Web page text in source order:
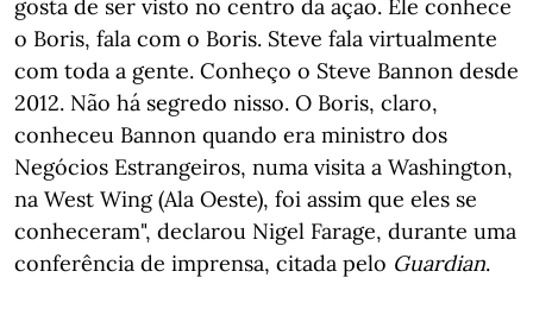
gosta de ser visto no centro da ação. Ele conhece
o Boris, fala com o Boris. Steve fala virtualmente
com toda a gente. Conheço o Steve Bannon desde
2012. Não há segredo nisso. O Boris, claro,
conheceu Bannon quando era ministro dos
Negócios Estrangeiros, numa visita a Washington,
na West Wing (Ala Oeste), foi assim que eles se
conheceram", declarou Nigel Farage, durante uma
conferência de imprensa, citada pelo Guardian.